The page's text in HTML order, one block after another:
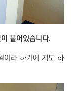
붙어있습니다.
이라 하기에 저도 하